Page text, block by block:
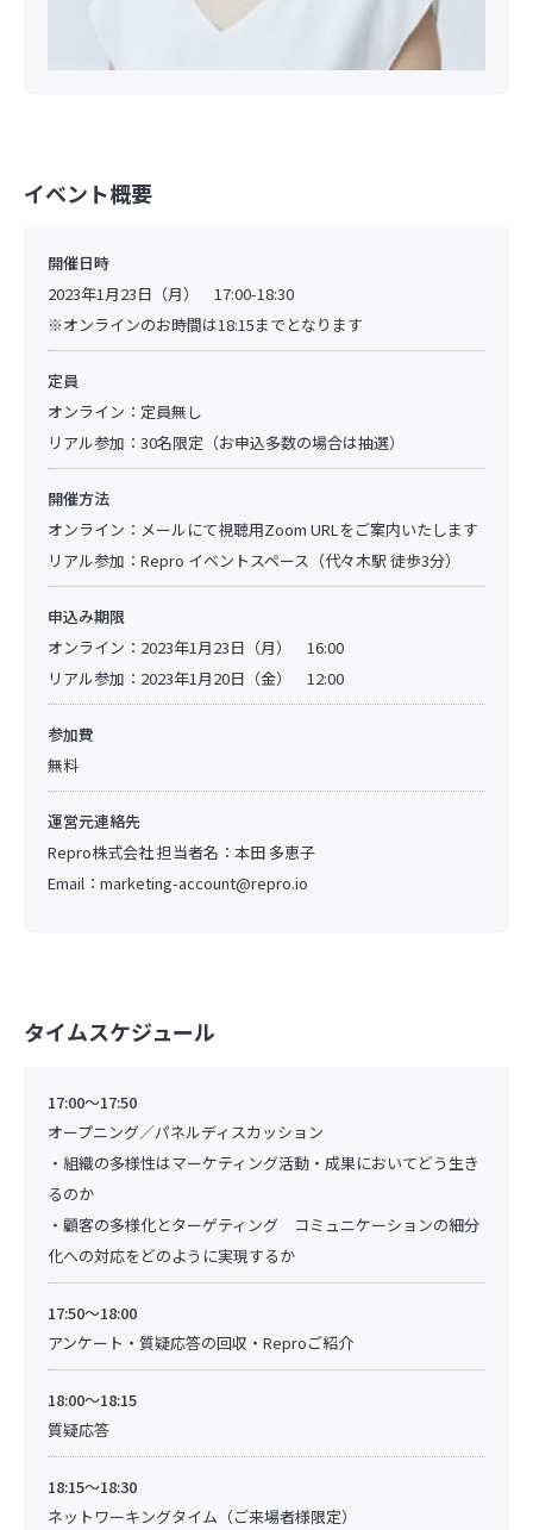
イベント概要
開催日時
2023年1月23日（月） 17:00-18:30
※オンラインのお時間は18:15までとなります
定員
オンライン：定員無し
リアル参加：30名限定（お申込多数の場合は抽選）
開催方法
オンライン：メールにて視聴用Zoom URLをご案内いたします
リアル参加：Repro イベントスペース（代々木駅 徒歩3分）
申込み期限
オンライン：2023年1月23日（月） 16:00
リアル参加：2023年1月20日（金） 12:00
参加費
無料
運営元連絡先
Repro株式会社 担当者名：本田 多恵子
Email： marketing-account@repro.io
タイムスケジュール
17:00～17:50
オープニング／パネルディスカッション
・組織の多様性はマーケティング活動・成果においてどう生き
るのか
・顧客の多様化とターゲティング コミュニケーションの細分
化への対応をどのように実現するか
17:50～18:00
アンケート・質疑応答の回収・Reproご紹介
18:00～18:15
質疑応答
18:15～18:30
ネットワーキングタイム（ご来場者様限定）